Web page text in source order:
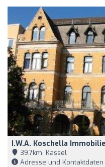
I.W.A. Koschella
39,7km, Kassel
Adresse und